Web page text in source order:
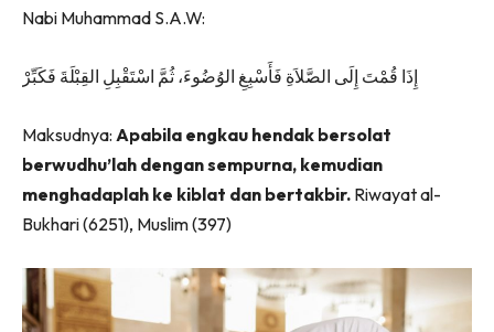
Nabi Muhammad S.A.W:
إِذَا قُمْتَ إِلَى الصَّلاَةِ فَأَسْبِغِ الوُضُوءَ، ثُمَّ اسْتَقْبِلِ القِبْلَةَ فَكَبِّرْ
Maksudnya: Apabila engkau hendak bersolat
berwudhu’lah dengan sempurna, kemudian
menghadaplah ke kiblat dan bertakbir. Riwayat al-
Bukhari (6251), Muslim (397)